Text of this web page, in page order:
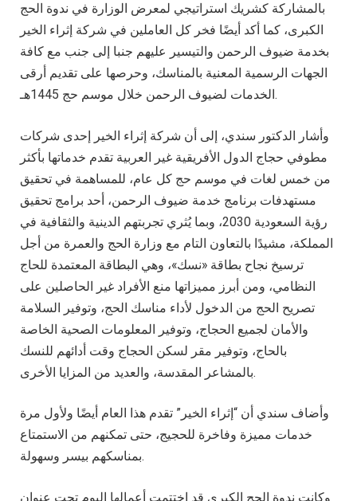
بالمشاركة كشريك استراتيجي لمعرض الوزارة في ندوة الحج
الكبرى، كما أكد أيضًا فخر كل العاملين في شركة إثراء الخير
بخدمة ضيوف الرحمن والتيسير عليهم جنبا إلى جنب مع كافة
الجهات الرسمية المعنية بالمناسك، وحرصها على تقديم أرقى
الخدمات لضيوف الرحمن خلال موسم حج 1445هـ.
وأشار الدكتور سندي، إلى أن شركة إثراء الخير إحدى شركات
مطوفي حجاج الدول الأفريقية غير العربية تقدم خدماتها بأكثر
من خمس لغات في موسم حج كل عام، للمساهمة في تحقيق
مستهدفات برنامج خدمة ضيوف الرحمن، أحد برامج تحقيق
رؤية السعودية 2030، وبما يُثري تجربتهم الدينية والثقافية في
المملكة، مشيدًا بالتعاون التام مع وزارة الحج والعمرة من أجل
ترسيخ نجاح بطاقة «نسك»، وهي البطاقة المعتمدة للحاج
النظامي، ومن أبرز مميزاتها منع الأفراد غير الحاصلين على
تصريح الحج من الدخول لأداء مناسك الحج، وتوفير السلامة
والأمان لجميع الحجاج، وتوفير المعلومات الصحية الخاصة
بالحاج، وتوفير مقر لسكن الحجاج وقت أدائهم للنسك
بالمشاعر المقدسة، والعديد من المزايا الأخرى.
وأضاف سندي أن “إثراء الخير” تقدم هذا العام أيضًا ولأول مرة
خدمات مميزة وفاخرة للحجيج، حتى تمكنهم من الاستمتاع
بمناسكهم بيسر وسهولة.
وكانت ندوة الحج الكبرى قد اختتمت أعمالها اليوم تحت عنوان